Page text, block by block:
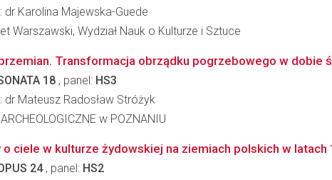
dr Karolina Majewska-Guede
Warszawski, Wydział Nauk o Kulturze i Sztuce
Transformacja obrządku pogrzebowego w dobie
18 , panel: HS3
dr Mateusz Radosław Stróżyk
w POZNANIU
o ciele w kulturze żydowskiej na ziemiach polskich w latach
24, panel: HS2